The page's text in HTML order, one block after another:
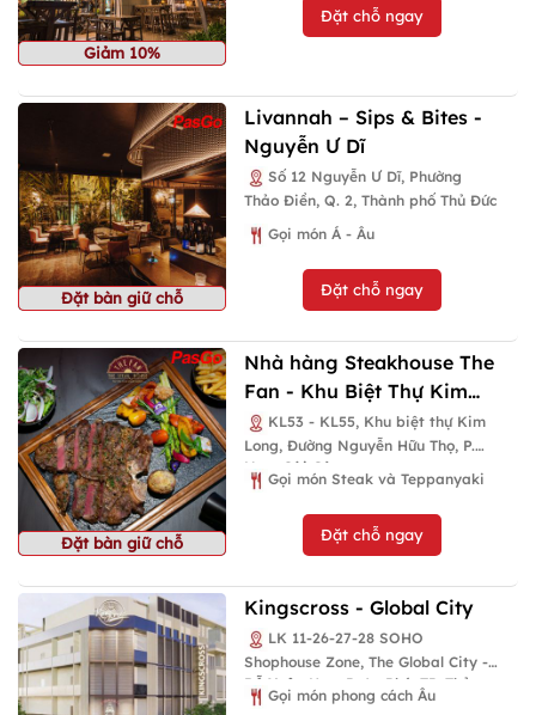
Giảm 10%
Đặt chỗ ngay
Đặt bàn giữ chỗ
Livannah – Sips & Bites -
Nguyễn Ư Dĩ
Số 12 Nguyễn Ư Dĩ, Phường
Thảo Điền, Q. 2, Thành phố Thủ Đức
Gọi món Á - Âu
Đặt chỗ ngay
Đặt bàn giữ chỗ
Nhà hàng Steakhouse The
Fan - Khu Biệt Thự Kim
Long
KL53 - KL55, Khu biệt thự Kim
Long, Đường Nguyễn Hữu Thọ, P.
Nam Sài Gòn
Gọi món Steak và Teppanyaki
Đặt chỗ ngay
Kingscross - Global City
LK 11-26-27-28 SOHO
Shophouse Zone, The Global City -
Đỗ Xuân Hợp, P. An Phú, TP. Thủ
Đức
Gọi món phong cách Âu